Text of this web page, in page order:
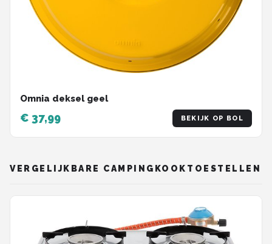
Omnia deksel geel
€ 37,99 BEKIJK OP BOL
VERGELIJKBARE CAMPINGKOOKTOESTELLEN